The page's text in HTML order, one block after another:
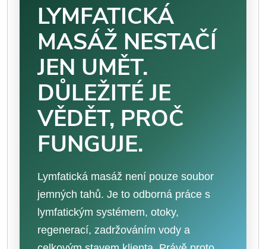
LYMFATICKÁ
MASÁŽ NESTAČÍ
JEN UMĚT.
DŮLEŽITÉ JE
VĚDĚT, PROČ
FUNGUJE.
Lymfatická masáž není pouze soubor
jemných tahů. Je to odborná práce s
lymfatickým systémem, otoky,
regenerací, zadržováním vody a